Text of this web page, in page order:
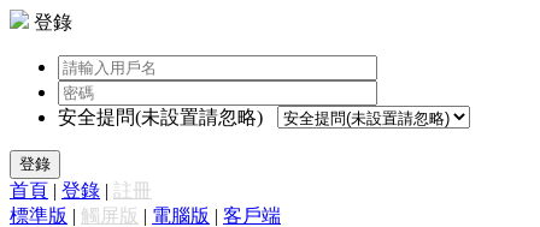
登錄
安全提問(未設置請忽略)
登錄
首頁 | 登錄 | 註冊
標準版 | 觸屏版 | 電腦版 | 客戶端